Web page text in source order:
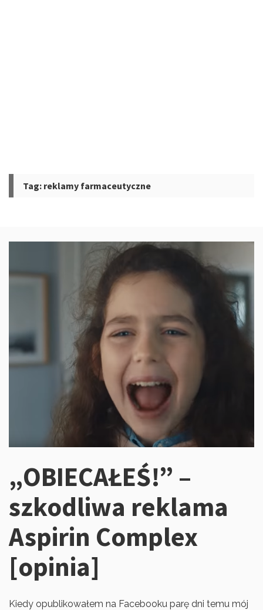
Tag: reklamy farmaceutyczne
„OBIECAŁEŚ!” –
szkodliwa reklama
Aspirin Complex
[opinia]
Kiedy opublikowałem na Facebooku parę dni temu mój